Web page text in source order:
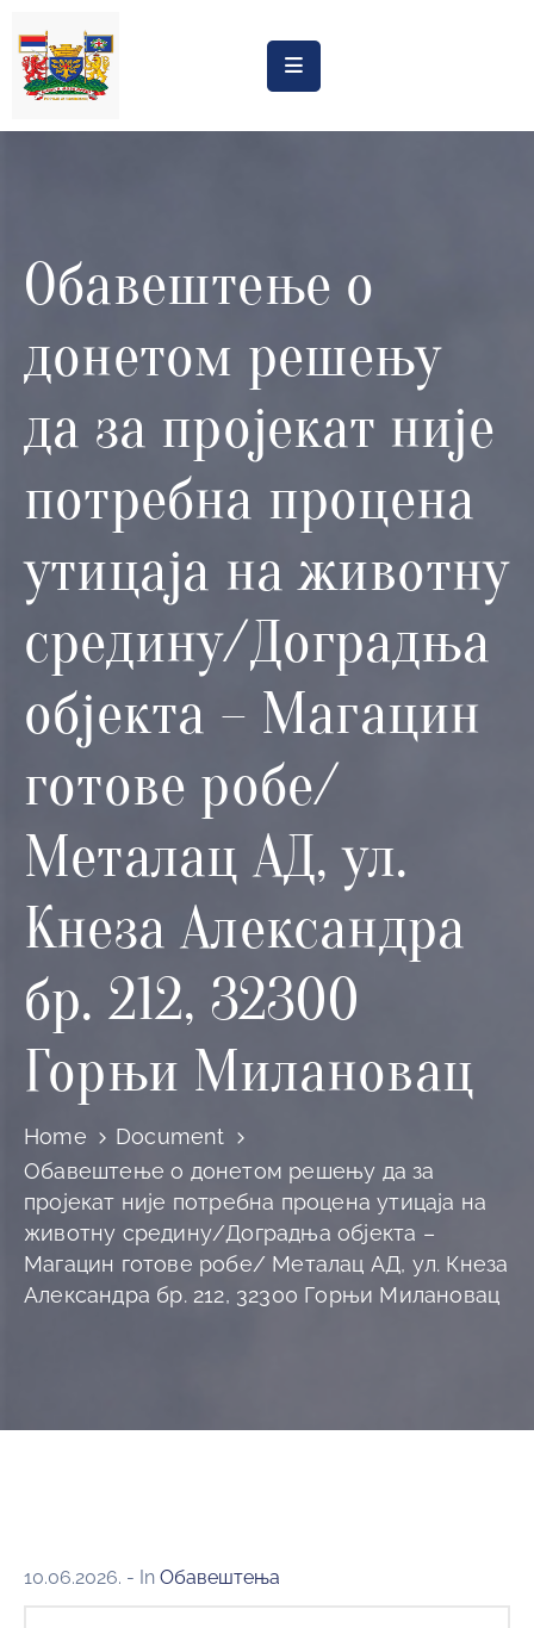
Насловна
Процена
утицаја
Регистри
дивљих
депонија
Планови
програми
Заштита
природе
Обавештење о
донетом решењу
да за пројекат није
потребна процена
утицаја на животну
средину/Доградња
објекта – Магацин
готове робе/
Металац АД, ул.
Кнеза Александра
бр. 212, 32300
Горњи Милановац
Home
Document
Обавештење о донетом решењу да за
пројекат није потребна процена утицаја на
животну средину/Доградња објекта –
Магацин готове робе/ Металац АД, ул. Кнеза
Александра бр. 212, 32300 Горњи Милановац
10.06.2026. - In Обавештења